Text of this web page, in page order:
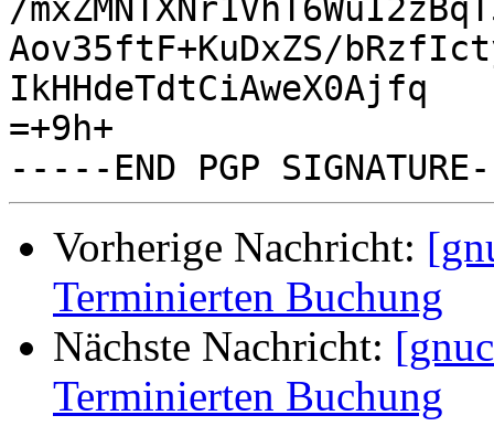
/
Aov35ftF+KuDxZS/
IkHHdeTdtCiAweX0Ajfq
=+9h+
Vorherige Nachricht:
Terminierten Buchung
Nächste Nachricht:
Terminierten Buchung